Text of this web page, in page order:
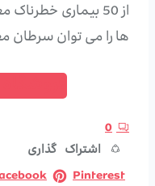
از 50 بیماری
ها را می توان سرطان
0
اشتراک گذاری
Pinterest